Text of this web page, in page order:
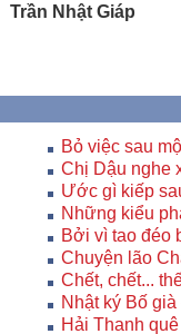
Trần Nhật Giáp
Bỏ việc sau
Chị Dậu nghe
Ước gì kiếp
Những kiểu
Bởi vì tao đéo
Chuyện lão
Chết, chết...
Nhật ký Bố già
Hải Thanh